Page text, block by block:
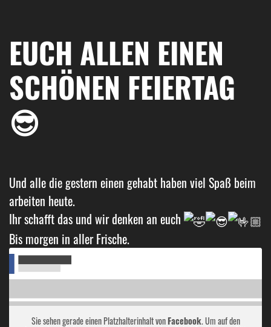
EUCH ALLEN EINEN
SCHÖNEN FEIERTAG
😎
Und alle die gestern einen gehabt haben viel Spaß beim
arbeiten heute.
Ihr schafft das und wir denken an euch
Bis morgen in aller Frische.
Sie sehen gerade einen Platzhalterinhalt vonFacebook. Um auf den